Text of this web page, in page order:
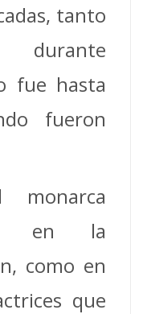
tanto
fue hasta
fueron
en la
como en
que